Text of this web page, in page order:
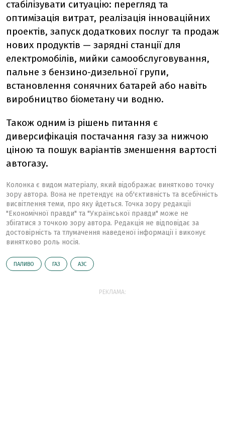
стабілізувати ситуацію: перегляд та
оптимізація витрат, реалізація інноваційних
проектів, запуск додаткових послуг та продаж
нових продуктів — зарядні станції для
електромобілів, мийки самообслуговування,
пальне з бензино-дизельної групи,
встановлення сонячних батарей або навіть
виробництво біометану чи водню.
Також одним із рішень питання є
диверсифікація постачання газу за нижчою
ціною та пошук варіантів зменшення вартості
автогазу.
Колонка є видом матеріалу, який відображає винятково точку
зору автора. Вона не претендує на об'єктивність та всебічність
висвітлення теми, про яку йдеться. Точка зору редакції
"Економічної правди" та "Української правди" може не
збігатися з точкою зору автора. Редакція не відповідає за
достовірність та тлумачення наведеної інформації і виконує
винятково роль носія.
ПАЛИВО ГАЗ АЗС
РЕКЛАМА: